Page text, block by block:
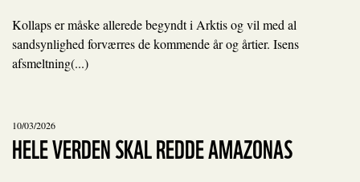
Kollaps er måske allerede begyndt i Arktis og vil med al
sandsynlighed forværres de kommende år og årtier. Isens
afsmeltning(...)
10/03/2026
HELE VERDEN SKAL REDDE AMAZONAS